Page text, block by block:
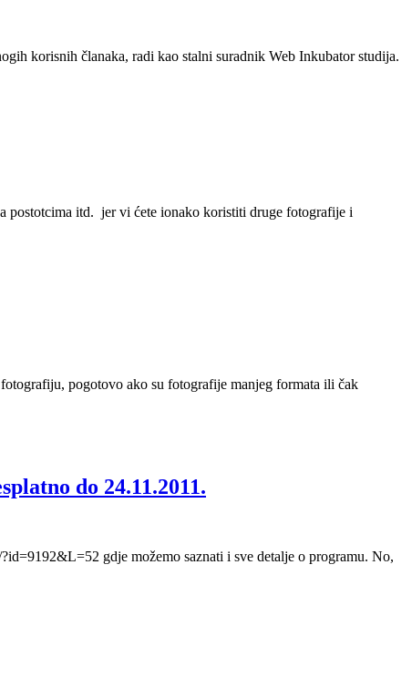
korisnih članaka, radi kao stalni suradnik Web Inkubator studija.
postotcima itd. jer vi ćete ionako koristiti druge fotografije i
pogotovo ako su fotografije manjeg formata ili čak
do 24.11.2011.
gdje možemo saznati i sve detalje o programu. No,